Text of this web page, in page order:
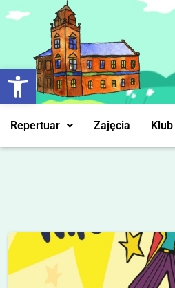
Otwórz pasek
Repertuar Zajęcia